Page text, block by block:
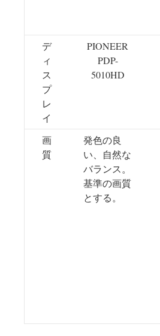
デ
ィ
ス
プ
レ
イ
PIONEER
PDP-
5010HD
画
質
発色の良
い、自然な
バランス。
基準の画質
とする。